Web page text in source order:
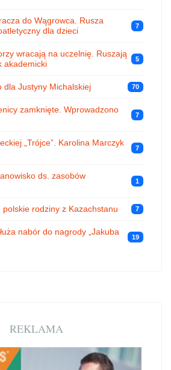
do Wągrowca. Rusza
dla dzieci
7
wracają na uczelnię. Ruszają
akademicki
5
dla Justyny Michalskiej 70
zamknięte. Wprowadzono
7
„Trójce”. Karolina Marczyk
7
ds. zasobów
1
polskie rodziny z Kazachstanu 7
nabór do nagrody „Jakuba
19
REKLAMA